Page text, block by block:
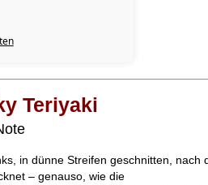
Teriyaki
in dünne Streifen geschnitten, nach
– genauso, wie die